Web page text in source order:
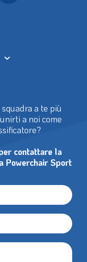
a te più
a noi come
contattare la
Powerchair Sport